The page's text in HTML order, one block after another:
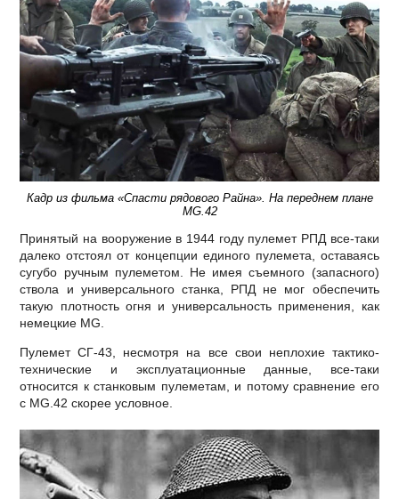
Кадр из фильма «Спасти рядового Райна». На переднем плане
MG.42
Принятый на вооружение в 1944 году пулемет РПД все-таки
далеко отстоял от концепции единого пулемета, оставаясь
сугубо ручным пулеметом. Не имея съемного (запасного)
ствола и универсального станка, РПД не мог обеспечить
такую плотность огня и универсальность применения, как
немецкие MG.
Пулемет СГ-43, несмотря на все свои неплохие тактико-
технические и эксплуатационные данные, все-таки
относится к станковым пулеметам, и потому сравнение его
с MG.42 скорее условное.